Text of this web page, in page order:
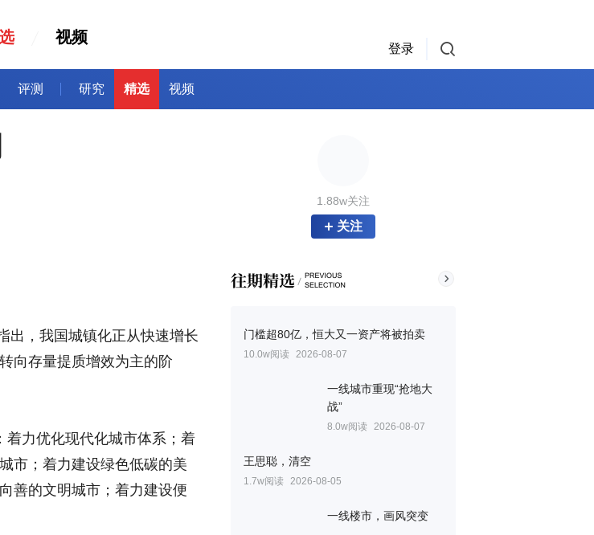
视频
登录
评测 研究 精选 视频
1.88w关注
关注
门槛超80亿，恒大又一资产将被拍卖
10.0w阅读 2026-08-07
一线城市重现“抢地大
战”
8.0w阅读 2026-08-07
王思聪，清空
1.7w阅读 2026-08-05
一线楼市，画风突变
出，我国城镇化正从快速增长
向存量提质增效为主的阶
着力优化现代化城市体系；着
市；着力建设绿色低碳的美
善的文明城市；着力建设便